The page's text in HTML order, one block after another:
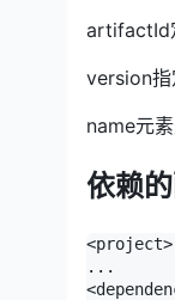
artifactId
version指
name元
依赖
<project>
...